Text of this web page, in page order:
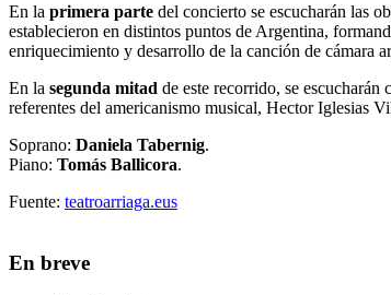
En la primera parte del concierto se escucharán las
establecieron en distintos puntos de Argentina,
enriquecimiento y desarrollo de la canción de cámara
En la segunda mitad de este recorrido, se
referentes del americanismo musical, Hector Iglesias
Soprano: Daniela Tabernig.
Piano: Tomás Ballicora.
Fuente: teatroarriaga.eus
En breve